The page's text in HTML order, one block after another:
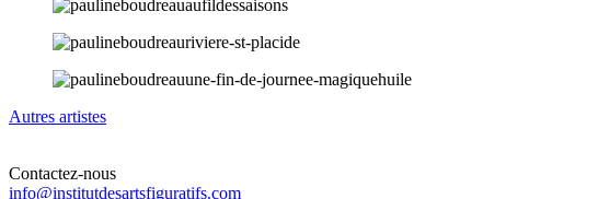
Autres artistes
Contactez-nous
info@institutdesartsfiguratifs.com